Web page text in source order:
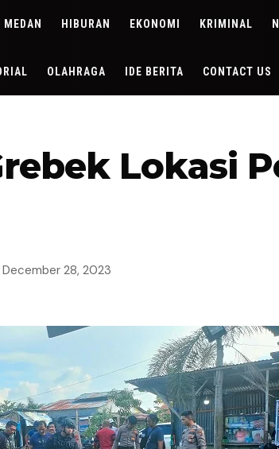
MEDAN HIBURAN EKONOMI KRIMINAL
OLAHRAGA IDE BERITA CONTACT US
Lokasi
28, 2023